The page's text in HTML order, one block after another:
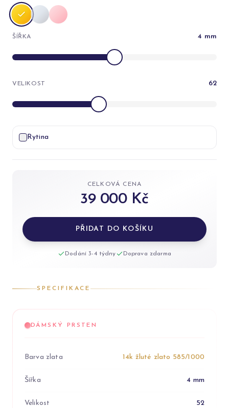
ŠÍŘKA 4 mm
VELIKOST 62
Rytina
CELKOVÁ CENA
39 000 Kč
PŘIDAT DO KOŠÍKU
Dodání 3-4 týdny Doprava zdarma
SPECIFIKACE
DÁMSKÝ PRSTEN
Barva zlata 14k žluté zlato 585/1000
Šířka 4 mm
Velikost 52